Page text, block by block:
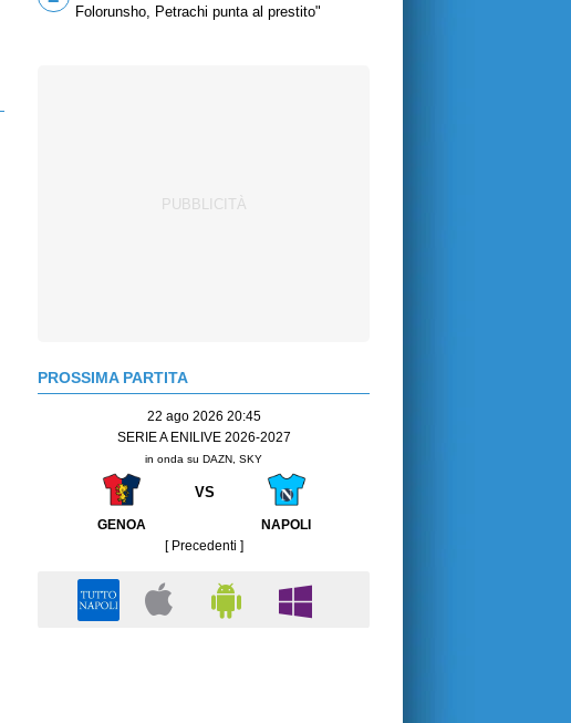
Folorunsho, Petrachi punta al prestito"
PROSSIMA PARTITA
22 ago 2026 20:45
SERIE A ENILIVE 2026-2027
in onda su DAZN, SKY
VS
GENOA
NAPOLI
[ Precedenti ]